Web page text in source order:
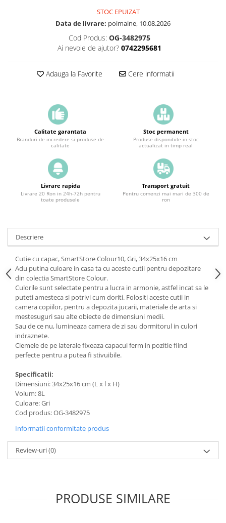
STOC EPUIZAT
Data de livrare: poimaine, 10.08.2026
Cod Produs: OG-3482975
Ai nevoie de ajutor? 0742295681
Adauga la Favorite Cere informatii
Calitate garantata
Branduri de incredere si produse de
calitate
Stoc permanent
Produse disponibile in stoc
actualizat in timp real
Livrare rapida
Livrare 20 Ron in 24h-72h pentru
toate produsele
Transport gratuit
Pentru comenzi mai mari de 300 de
ron
Descriere
Cutie cu capac, SmartStore Colour10, Gri, 34x25x16 cm
Adu putina culoare in casa ta cu aceste cutii pentru depozitare
din colectia SmartStore Colour.
Culorile sunt selectate pentru a lucra in armonie, astfel incat sa le
puteti amesteca si potrivi cum doriti. Folositi aceste cutii in
camera copiilor, pentru a depozita jucarii, materiale de arta si
mestesuguri sau alte obiecte de dimensiuni medii.
Sau de ce nu, lumineaza camera de zi sau dormitorul in culori
indraznete.
Clemele de pe laterale fixeaza capacul ferm in pozitie fiind
perfecte pentru a putea fi stivuibile.
Specificatii:
Dimensiuni:34x25x16 cm (L x l x H)
Volum: 8L
Culoare: Gri
Cod produs: OG-3482975
Informatii conformitate produs
Review-uri(0)
PRODUSE SIMILARE